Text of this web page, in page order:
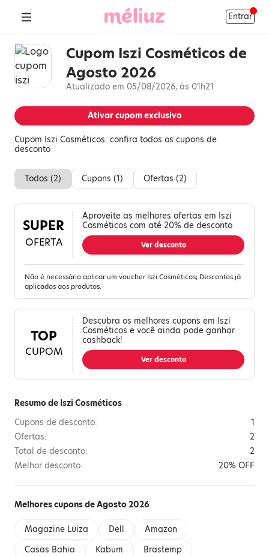
Entrar
Cupom Iszi Cosméticos de
Agosto 2026
Atualizado em 05/08/2026, às 01h21
Ativar cupom exclusivo
Cupom Iszi Cosméticos: confira todos os cupons de
desconto
Todos (2) Cupons (1) Ofertas (2)
SUPER
OFERTA
Aproveite as melhores ofertas em Iszi
Cosméticos com até 20% de desconto
Ver desconto
Não é necessário aplicar um voucher Iszi Cosméticos; Descontos já
aplicados aos produtos.
TOP
CUPOM
Descubra os melhores cupons em Iszi
Cosméticos e você ainda pode ganhar
cashback!
Ver desconto
Resumo de Iszi Cosméticos
Cupons de desconto:
1
Ofertas:
2
Total de desconto:
2
Melhor desconto:
20% OFF
Melhores cupons de Agosto 2026
Magazine Luiza Dell
Amazon
Casas Bahia
Kabum Brastemp